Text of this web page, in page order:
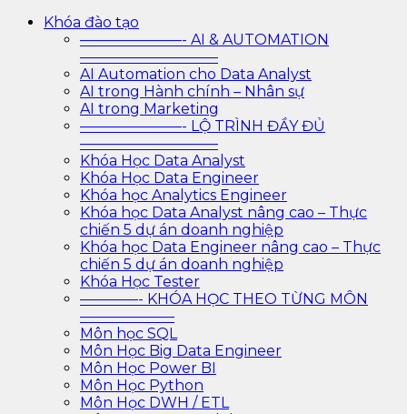
Khóa đào tạo
———————- AI & AUTOMATION
—————————–
AI Automation cho Data Analyst
AI trong Hành chính – Nhân sự
AI trong Marketing
———————- LỘ TRÌNH ĐẦY ĐỦ
—————————–
Khóa Học Data Analyst
Khóa Học Data Engineer
Khóa học Analytics Engineer
Khóa học Data Analyst nâng cao – Thực
chiến 5 dự án doanh nghiệp
Khóa học Data Engineer nâng cao – Thực
chiến 5 dự án doanh nghiệp
Khóa Học Tester
————- KHÓA HỌC THEO TỪNG MÔN
——————–
Môn học SQL
Môn Học Big Data Engineer
Môn Học Power BI
Môn Học Python
Môn Học DWH / ETL